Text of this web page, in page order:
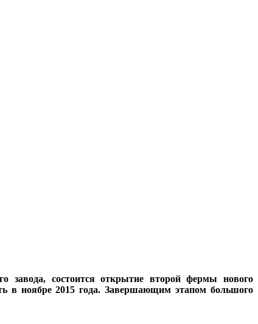
завода, состоится открытие второй фермы нового
в ноябре 2015 года. Завершающим этапом большого